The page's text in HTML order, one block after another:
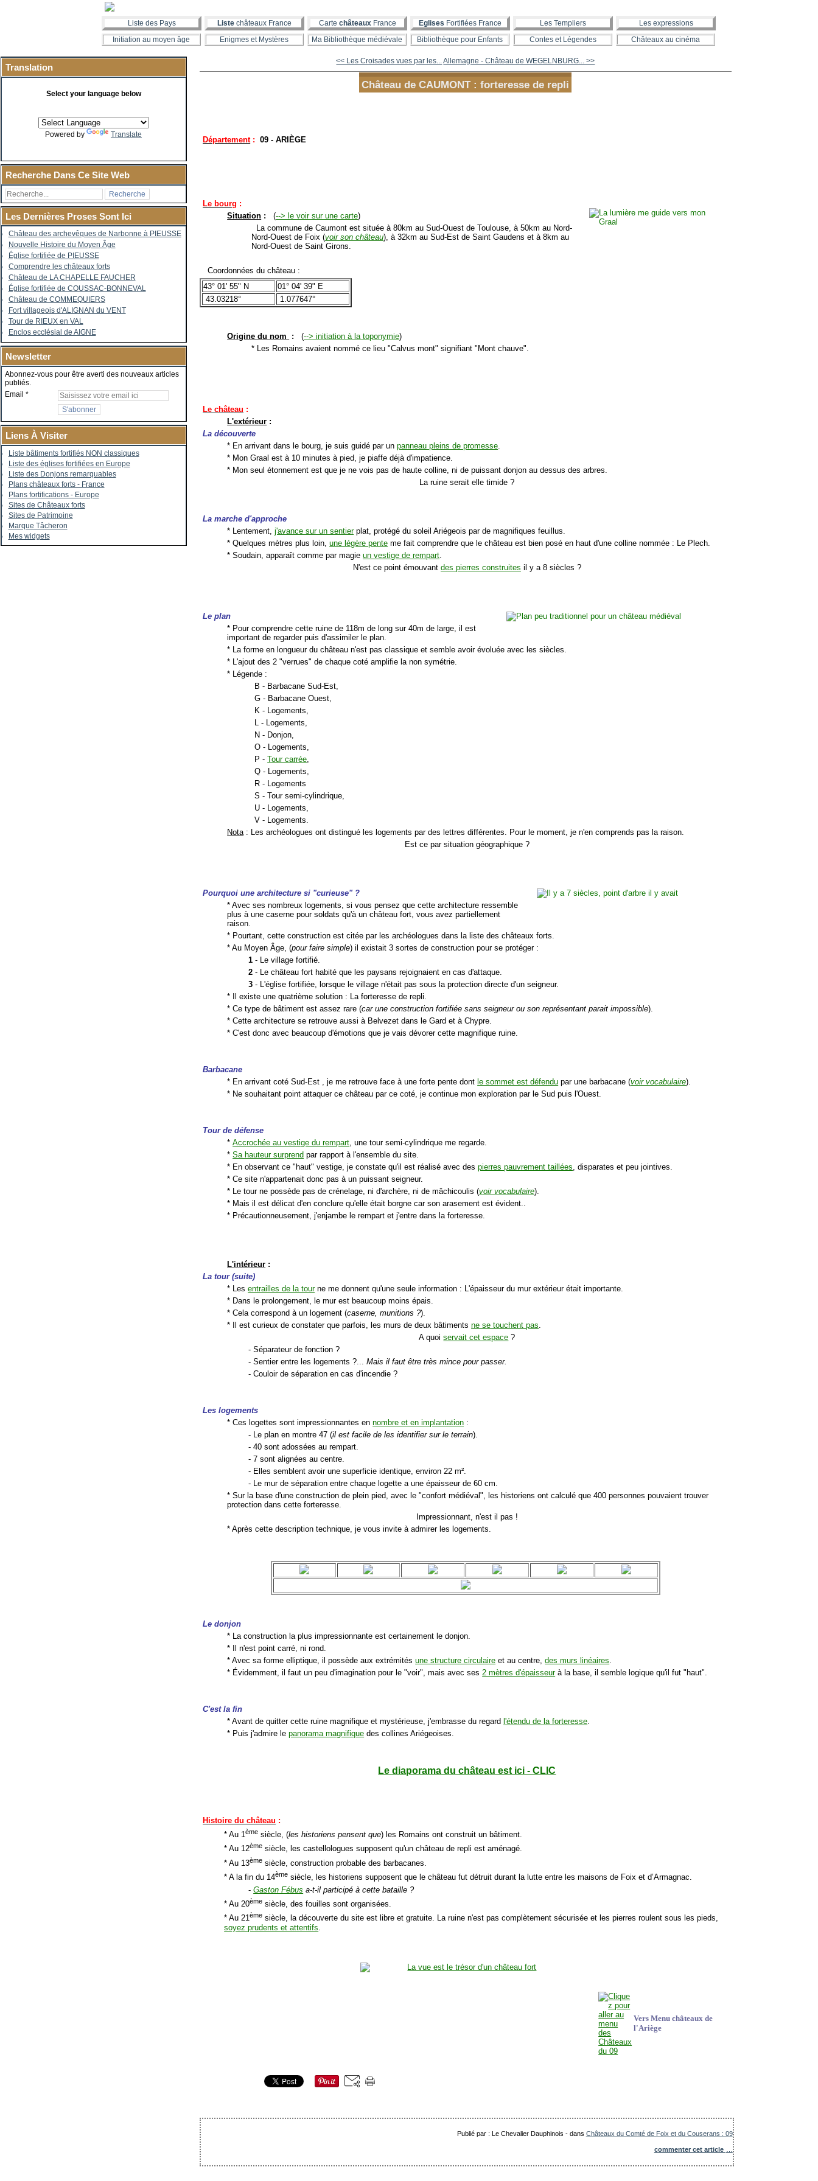
Liste des Pays Liste châteaux France Carte châteauxFrance Eglises Fortifiées France Les Templiers
Les expressions
Initiation au moyen âge
Enigmes et Mystères Ma Bibliothèque médiévale Bibliothèque pour Enfants Contes et Légendes Châteaux au cinéma
Translation
Select your language below
Powered by Translate
Recherche Dans Ce Site Web
Les Dernières Proses Sont Ici
Château des archevêques de Narbonne à PIEUSSE
Nouvelle Histoire du Moyen Âge
Église fortifiée de PIEUSSE
Comprendre les châteaux forts
Château de LA CHAPELLE FAUCHER
Église fortifiée de COUSSAC-BONNEVAL
Château de COMMEQUIERS
Fort villageois d'ALIGNAN du VENT
Tour de RIEUX en VAL
Enclos ecclésial de AIGNE
Newsletter
Abonnez-vous pour être averti des nouveaux articles
publiés.
Email
Liens À Visiter
Liste bâtiments fortifiés NON classiques
Liste des églises fortifiées en Europe
Liste des Donjons remarquables
Plans châteaux forts - France
Plans fortifications - Europe
Sites de Châteaux forts
Sites de Patrimoine
Marque Tâcheron
Mes widgets
<< Les Croisades vues par les...Allemagne - Château de WEGELNBURG... >>
Château de CAUMONT : forteresse de repli
Département : 09 - ARIÈGE
Le bourg :
Situation : (--> le voir sur une carte)
La commune de Caumont est située à 80km au Sud-Ouest de Toulouse, à 50km au Nord-
Nord-Ouest de Foix (voir son château), à 32km au Sud-Est de Saint Gaudens et à 8km au
Nord-Ouest de Saint Girons.
Coordonnées du château :
43° 01' 55" N
01° 04' 39" E
43.03218°
1.077647°
Origine du nom : (--> initiation à la toponymie)
* Les Romains avaient nommé ce lieu "Calvus mont" signifiant "Mont chauve".
Le château :
L'extérieur :
La découverte
* En arrivant dans le bourg, je suis guidé par unpanneau pleins de promesse
* Mon Graal est à 10 minutes à pied, je piaffe déjà d'impatience.
* Mon seul étonnement est que je ne vois pas de haute colline, ni de puissant donjon au dessus des arbres.
La ruine serait elle timide ?
La marche d'approche
* Lentement,j'avance sur un sentierplat, protégé du soleil Ariégeois par de magnifiques feuillus.
* Quelques mètres plus loin,une légère pente me fait comprendre que le château est bien posé en haut d'une colline nommée : Le Plech.
* Soudain, apparaît comme par magieun vestige de rempart
N'est ce point émouvant des pierres construites il y a 8 siècles ?
Le plan
* Pour comprendre cette ruine de 118m de long sur 40m de large, il est
important de regarder puis d'assimiler le plan.
* La forme en longueur du château n'est pas classique et semble avoir évoluée avec les siècles.
* L'ajout des 2 "verrues" de chaque coté amplifie la non symétrie.
* Légende :
B - Barbacane Sud-Est,
G - Barbacane Ouest,
K - Logements,
L - Logements,
N - Donjon,
O - Logements,
P -Tour carrée
Q - Logements,
R - Logements
S - Tour semi-cylindrique,
U - Logements,
V - Logements.
Nota : Les archéologues ont distingué les logements par des lettres différentes. Pour le moment, je n'en comprends pas la raison.
Est ce par situation géographique ?
Pourquoi une architecture si "curieuse" ?
* Avec ses nombreux logements, si vous pensez que cette architecture ressemble
plus à une caserne pour soldats qu'à un château fort, vous avez partiellement
raison.
* Pourtant, cette construction est citée par les archéologues dans la liste des châteaux forts.
* Au Moyen Âge, (pour faire simple) il existait 3 sortes de construction pour se protéger :
1 - Le village fortifié.
2 - Le château fort habité que les paysans rejoignaient en cas d'attaque.
3 - L'église fortifiée, lorsque le village n'était pas sous la protection directe d'un seigneur.
* Il existe une quatrième solution : La forteresse de repli.
* Ce type de bâtiment est assez rare (car une construction fortifiée sans seigneur ou son représentant parait impossible).
* Cette architecture se retrouve aussi à Belvezet dans le Gard et à Chypre.
* C'est donc avec beaucoup d'émotions que je vais dévorer cette magnifique ruine.
Barbacane
* En arrivant coté Sud-Est , je me retrouve face à une forte pente dont le sommet est défendu par une barbacane (voir vocabulaire).
* Ne souhaitant point attaquer ce château par ce coté, je continue mon exploration par le Sud puis l'Ouest.
Tour de défense
*Accrochée au vestige du rempart , une tour semi-cylindrique me regarde.
*Sa hauteur surprend par rapport à l'ensemble du site.
* En observant ce "haut" vestige, je constate qu'il est réalisé avec despierres pauvrement taillées , disparates et peu jointives.
* Ce site n'appartenait donc pas à un puissant seigneur.
* Le tour ne possède pas de crénelage, ni d'archère, ni de mâchicoulis (voir vocabulaire).
* Mais il est délicat d'en conclure qu'elle était borgne car son arasement est évident..
* Précautionneusement, j'enjambe le rempart et j'entre dans la forteresse.
L'intérieur :
La tour (suite)
* Lesentrailles de la tourne me donnent qu'une seule information : L'épaisseur du mur extérieur était importante.
* Dans le prolongement, le mur est beaucoup moins épais.
* Cela correspond à un logement (caserne, munitions ?).
* Il est curieux de constater que parfois, les murs de deux bâtimentsne se touchent pas
A quoiservait cet espace ?
- Séparateur de fonction ?
- Sentier entre les logements ?...Mais il faut être très mince pour passer.
- Couloir de séparation en cas d'incendie ?
Les logements
* Ces logettes sont impressionnantes ennombre et en implantation :
- Le plan en montre 47 (il est facile de les identifier sur le terrain).
- 40 sont adossées au rempart.
- 7 sont alignées au centre.
- Elles semblent avoir une superficie identique, environ 22 m².
- Le mur de séparation entre chaque logette a une épaisseur de 60 cm.
* Sur la base d'une construction de plein pied, avec le "confort médiéval", les historiens ont calculé que 400 personnes pouvaient trouver
protection dans cette forteresse.
Impressionnant, n'est il pas !
* Après cette description technique, je vous invite à admirer les logements.
Le donjon
* La construction la plus impressionnante est certainement le donjon.
* Il n'est point carré, ni rond.
* Avec sa forme elliptique, il possède aux extrémitésune structure circulaire et au centre,des murs linéaires
* Évidemment, il faut un peu d'imagination pour le "voir", mais avec ses 2 mètres d'épaisseurà la base, il semble logique qu'il fut "haut".
C'est la fin
* Avant de quitter cette ruine magnifique et mystérieuse, j'embrasse du regard l'étendu de la forteresse
* Puis j'admire lepanorama magnifique des collines Ariégeoises.
Le diaporama du château est ici - CLIC
Histoire du château :
* Au 1ème siècle, (les historiens pensent que) les Romains ont construit un bâtiment.
* Au 12ème siècle, les castellologues supposent qu'un château de repli est aménagé.
* Au 13ème siècle, construction probable des barbacanes.
* A la fin du 14ème siècle, les historiens supposent que le château fut détruit durant la lutte entre les maisons de Foix et d’Armagnac.
-Gaston Fébus a-t-il participé à cette bataille ?
* Au 20ème siècle, des fouilles sont organisées.
* Au 21ème siècle, la découverte du site est libre et gratuite. La ruine n'est pas complètement sécurisée et les pierres roulent sous les pieds,
soyez prudents et attentifs
Vers Menu châteaux de
l'Ariège
Publié par : Le Chevalier Dauphinois -dans Châteaux du Comté de Foix et du Couserans : 09
commenter cet article